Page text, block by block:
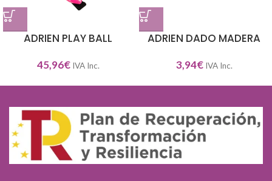
ADRIEN PLAY BALL
45,96€ IVA Inc.
ADRIEN DADO MADERA
3,94€ IVA Inc.